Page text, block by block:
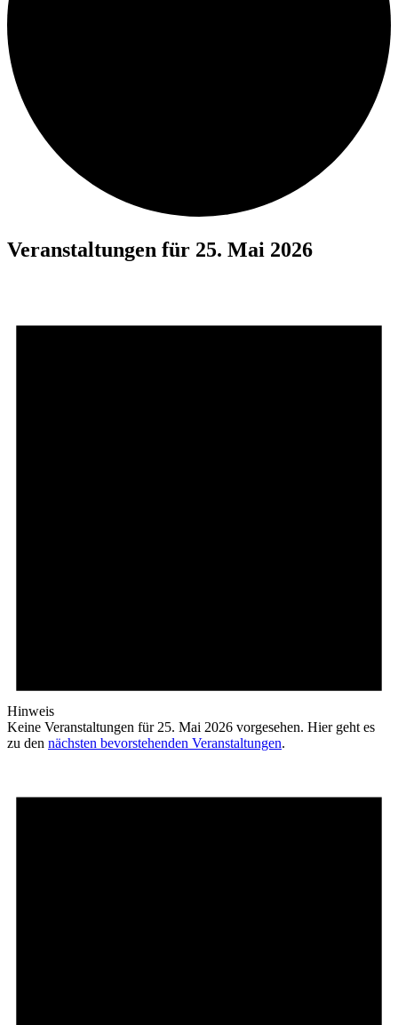
Veranstaltungen für 25. Mai 2026
Hinweis
Keine Veranstaltungen für 25. Mai 2026 vorgesehen. Hier geht es
zu den nächsten bevorstehenden Veranstaltungen.